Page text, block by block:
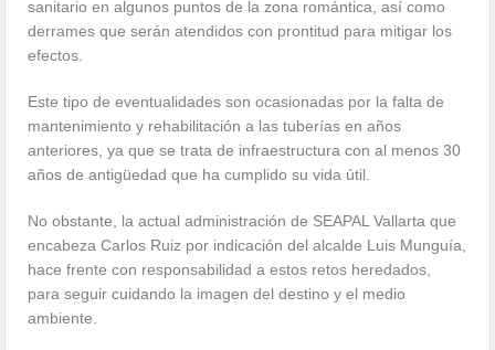
sanitario en algunos puntos de la zona romántica, así como
derrames que serán atendidos con prontitud para mitigar los
efectos.
Este tipo de eventualidades son ocasionadas por la falta de
mantenimiento y rehabilitación a las tuberías en años
anteriores, ya que se trata de infraestructura con al menos 30
años de antigüedad que ha cumplido su vida útil.
No obstante, la actual administración de SEAPAL Vallarta que
encabeza Carlos Ruiz por indicación del alcalde Luis Munguía,
hace frente con responsabilidad a estos retos heredados,
para seguir cuidando la imagen del destino y el medio
ambiente.